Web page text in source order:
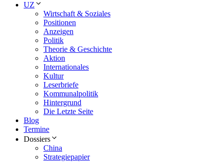
UZ
Wirtschaft & Soziales
Positionen
Anzeigen
Politik
Theorie & Geschichte
Aktion
Internationales
Kultur
Leserbriefe
Kommunalpolitik
Hintergrund
Die Letzte Seite
Blog
Termine
Dossiers
China
Strategiepapier